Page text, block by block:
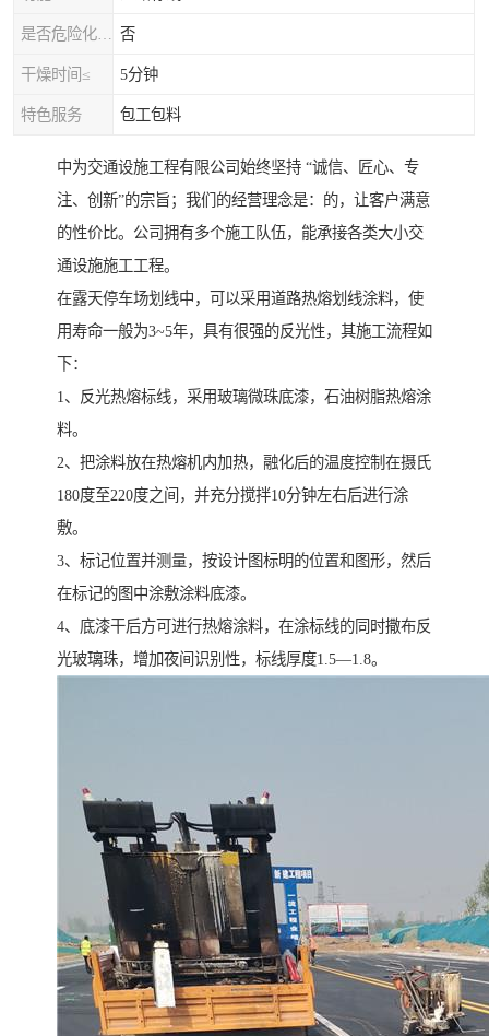
否
干燥时间≤ 5分钟
特色服务 包工包料
中为交通设施工程有限公司始终坚持 “诚信、匠心、专
注、创新”的宗旨；我们的经营理念是：的，让客户满意
的性价比。公司拥有多个施工队伍，能承接各类大小交
通设施施工工程。
在露天停车场划线中，可以采用道路热熔划线涂料，使
用寿命一般为3~5年，具有很强的反光性，其施工流程如
下：
1、反光热熔标线，采用玻璃微珠底漆，石油树脂热熔涂
料。
2、把涂料放在热熔机内加热，融化后的温度控制在摄氏
180度至220度之间，并充分搅拌10分钟左右后进行涂
敷。
3、标记位置并测量，按设计图标明的位置和图形，然后
在标记的图中涂敷涂料底漆。
4、底漆干后方可进行热熔涂料，在涂标线的同时撒布反
光玻璃珠，增加夜间识别性，标线厚度1.5—1.8。